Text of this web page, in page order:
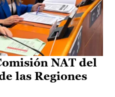
NAT del
las Regiones